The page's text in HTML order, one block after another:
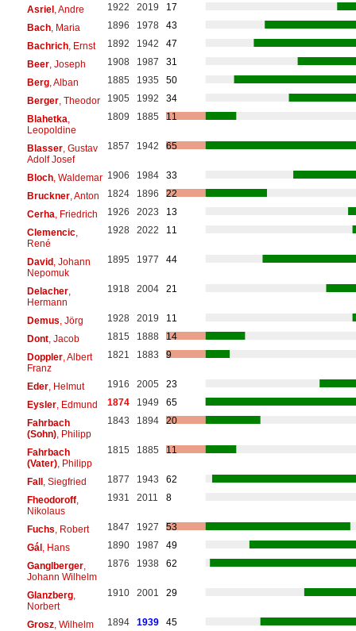
Asriel, Andre 1922 2019
17
Bach, Maria 1896 1978
43
Bachrich, Ernst 1892 1942
47
Beer, Joseph 1908 1987
31
Berg, Alban 1885 1935
50
Berger, Theodor 1905 1992
34
Blahetka
Leopoldine
1809 1885 11
Blasser, Gustav
Adolf Josef
1857 1942 65
Bloch, Waldemar 1906 1984
33
Bruckner, Anton 1824 1896
22
Cerha , Friedrich 1926 2023
13
Clemencic,
René
1928 2022 11
David, Johann
Nepomuk
1895 1977 44
Delacher,
Hermann
1918 2004 21
Demus , Jörg 1928 2019
11
Dont, Jacob 1815 1888
14
Doppler, Albert
Franz
1821 1883 9
Eder, Helmut 1916 2005
23
Eysler, Edmund 1874 1949
65
Fahrbach
(Sohn), Philipp
1843 1894 20
Fahrbach
(Vater), Philipp
1815 1885 11
Fall, Siegfried 1877 1943
62
Fheodoroff,
Nikolaus
1931 2011 8
Fuchs , Robert 1847 1927
53
Gál, Hans 1890 1987
49
Ganglberger,
Johann Wilhelm
1876 1938 62
Glanzberg,
Norbert
1910 2001 29
Grosz, Wilhelm 1894 1939
45